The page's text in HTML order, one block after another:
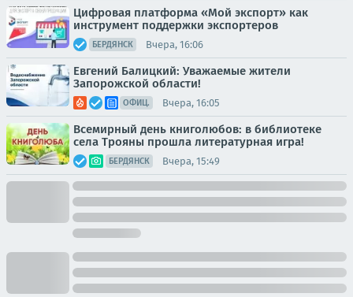
Цифровая платформа «Мой экспорт» как
инструмент поддержки экспортеров
БЕРДЯНСК Вчера, 16:06
Евгений Балицкий: Уважаемые жители
Запорожской области!
ОФИЦ. Вчера, 16:05
Всемирный день книголюбов: в библиотеке
села Трояны прошла литературная игра!
БЕРДЯНСК Вчера, 15:49